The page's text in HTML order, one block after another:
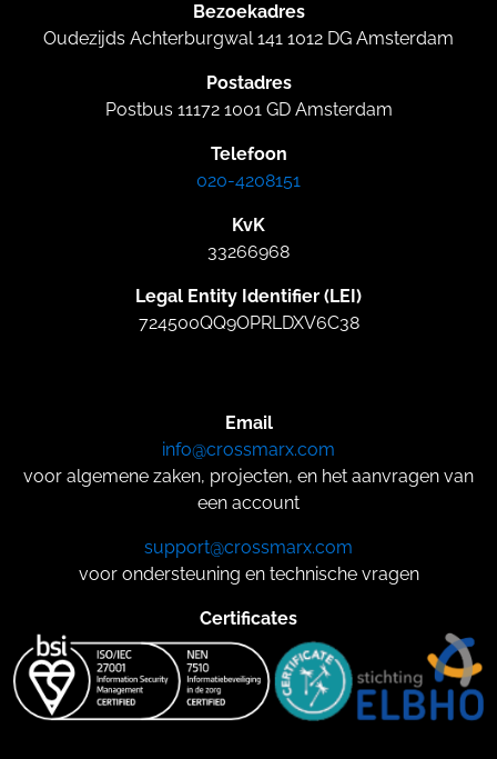
Bezoekadres
Oudezijds Achterburgwal 141 1012 DG Amsterdam
Postadres
Postbus 11172 1001 GD Amsterdam
Telefoon
020-4208151
KvK
33266968
Legal Entity Identifier (LEI)
724500QQ9OPRLDXV6C38
Email
info@crossmarx.com
voor algemene zaken, projecten, en het aanvragen van
een account
support@crossmarx.com
voor ondersteuning en technische vragen
Certificates